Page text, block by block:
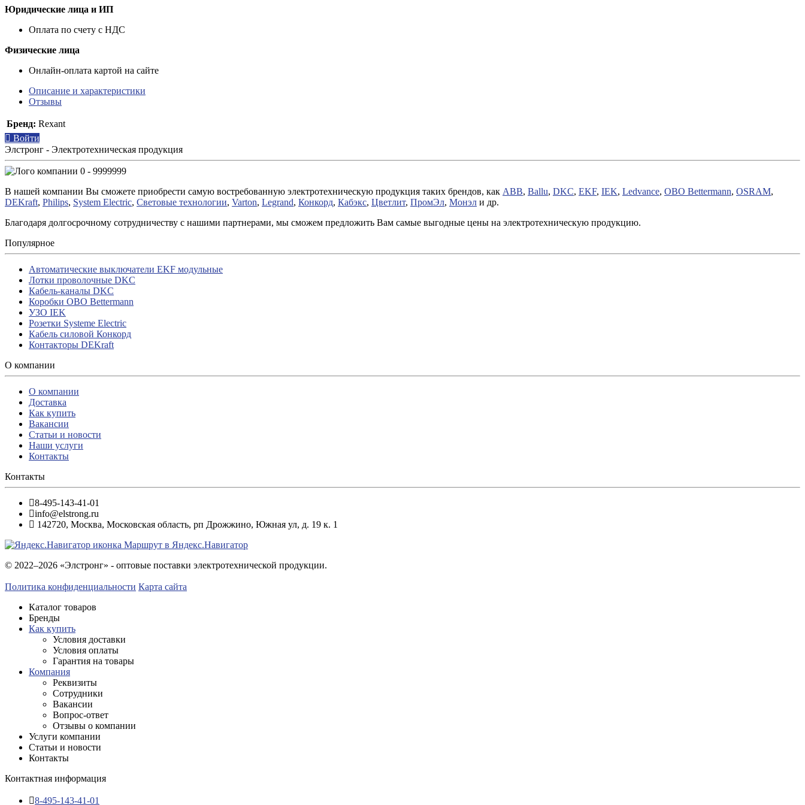
Юридические лица и ИП
Оплата по счету с НДС
Физические лица
Онлайн-оплата картой на сайте
Описание и характеристики
Отзывы
Бренд: Rexant
Войти
Элстронг - Электротехническая продукция
0 - 9999999
В нашей компании Вы сможете приобрести самую востребованную электротехническую продукция таких брендов, как ABB, Ballu, DKC, EKF, IEK, Ledvance, OBO Bettermann, OSRAM,
DEKraft, Philips, System Electric, Световые технологии, Varton, Legrand, Конкорд, Кабэкс, Цветлит, ПромЭл, Монэл и др.
Благодаря долгосрочному сотрудничеству с нашими партнерами, мы сможем предложить Вам самые выгодные цены на электротехническую продукцию.
Популярное
Автоматические выключатели EKF модульные
Лотки проволочные DKC
Кабель-каналы DKC
Коробки OBO Bettermann
УЗО IEK
Розетки Systeme Electric
Кабель силовой Конкорд
Контакторы DEKraft
О компании
О компании
Доставка
Как купить
Вакансии
Статьи и новости
Наши услуги
Контакты
Контакты
8-495-143-41-01
info@elstrong.ru
142720, Москва, Московская область, рп Дрожжино, Южная ул, д. 19 к. 1
Маршрут в Яндекс.Навигатор
© 2022–2026 «Элстронг» - оптовые поставки электротехнической продукции.
Политика конфиденциальности Карта сайта
Каталог товаров
Бренды
Как купить
Условия доставки
Условия оплаты
Гарантия на товары
Компания
Реквизиты
Сотрудники
Вакансии
Вопрос-ответ
Отзывы о компании
Услуги компании
Статьи и новости
Контакты
Контактная информация
8-495-143-41-01